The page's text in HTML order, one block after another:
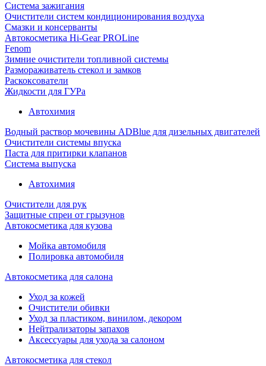
Система зажигания
Очистители систем кондиционирования воздуха
Смазки и консерванты
Автокосметика Hi-Gear PROLine
Fenom
Зимние очистители топливной системы
Размораживатель стекол и замков
Раскоксователи
Жидкости для ГУРа
Автохимия
Водный раствор мочевины ADBlue для дизельных двигателей
Очистители системы впуска
Паста для притирки клапанов
Система выпуска
Автохимия
Очистители для рук
Защитные спреи от грызунов
Автокосметика для кузова
Мойка автомобиля
Полировка автомобиля
Автокосметика для салона
Уход за кожей
Очистители обивки
Уход за пластиком, винилом, декором
Нейтрализаторы запахов
Аксессуары для ухода за салоном
Автокосметика для стекол